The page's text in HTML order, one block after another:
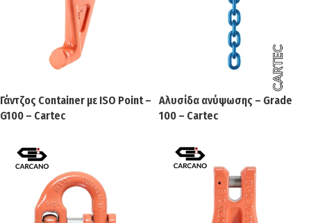
Γάντζος Container με ISO Point –
G100 – Cartec
Αλυσίδα ανύψωσης – Grade
100 – Cartec